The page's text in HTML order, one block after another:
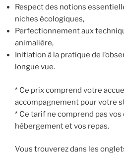
Respect des notions
niches écologiques,
Perfectionnement aux
animalière,
Initiation à la pratique de
longue vue.
* Ce prix comprend votre
accompagnement pour votre
* Ce tarif ne comprend pas
hébergement et vos repas.
Vous trouverez dans les